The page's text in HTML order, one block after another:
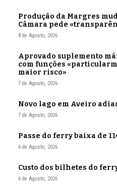
Produção da Margres
Câmara pede
8 de Agosto, 2026
Aprovado suplemento
com funções
maior risco»
7 de Agosto, 2026
Novo lago em Aveiro
7 de Agosto, 2026
Passe do ferry baixa de
6 de Agosto, 2026
Custo dos bilhetes do
6 de Agosto, 2026